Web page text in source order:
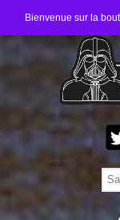
Bienvenue sur la